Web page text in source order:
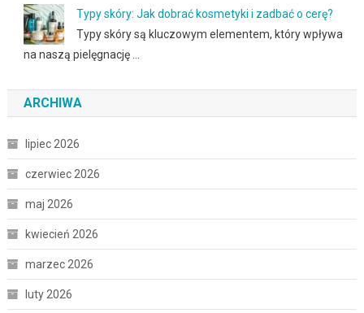
Typy skóry: Jak dobrać kosmetyki i zadbać o cerę?
Typy skóry są kluczowym elementem, który wpływa
na naszą pielęgnację …
ARCHIWA
lipiec 2026
czerwiec 2026
maj 2026
kwiecień 2026
marzec 2026
luty 2026